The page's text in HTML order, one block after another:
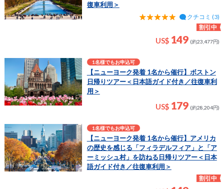
復車利用＞
クチコミ (3)
割引中
US$ 149 (約23,477円)
1名様でもお申込可
【ニューヨーク発着 1名から催行】ボストン
日帰りツアー＜日本語ガイド付き／往復車利
用＞
US$ 179 (約28,204円)
1名様でもお申込可
【ニューヨーク発着 1名から催行】アメリカ
の歴史を感じる「フィラデルフィア」と「ア
ーミッシュ村」を訪ねる日帰りツアー＜日本
語ガイド付き／往復車利用＞
割引中